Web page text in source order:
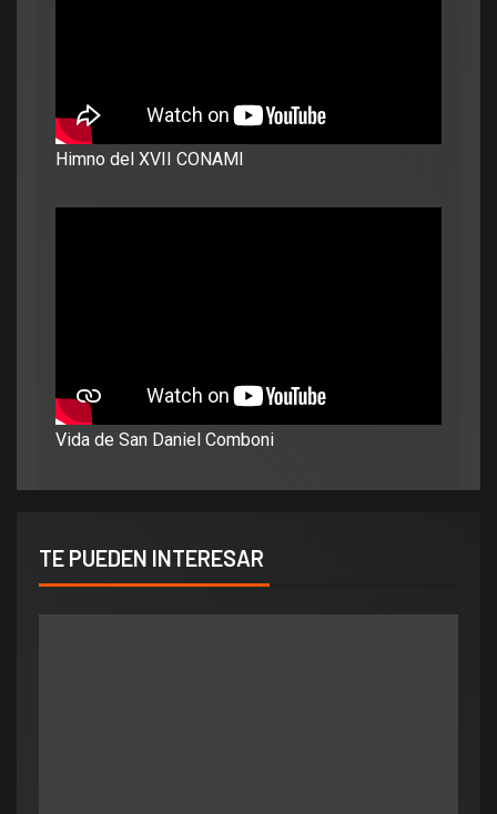
Himno del XVII CONAMI
Vida de San Daniel Comboni
TE PUEDEN INTERESAR